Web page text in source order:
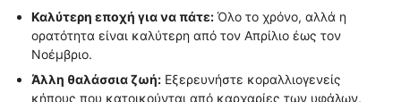
Καλύτερη εποχή για να πάτε: Όλο το χρόνο, αλλά η
ορατότητα είναι καλύτερη από τον Απρίλιο έως τον
Νοέμβριο.
Άλλη θαλάσσια ζωή: Εξερευνήστε κοραλλιογενείς
κήπους που κατοικούνται από καρχαρίες των υφάλων,